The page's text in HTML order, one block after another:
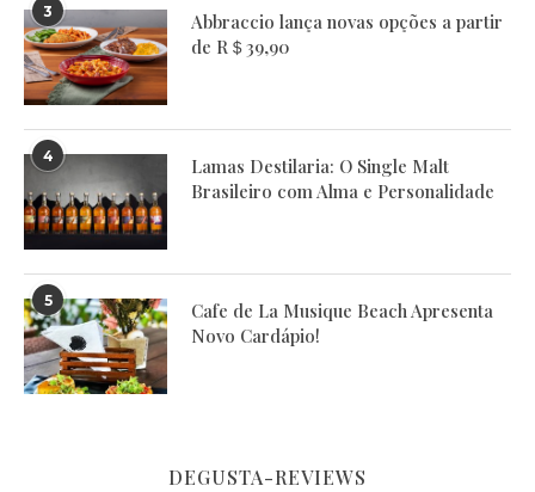
3
Abbraccio lança novas opções a partir
de R＄39,90
4
Lamas Destilaria: O Single Malt
Brasileiro com Alma e Personalidade
5
Cafe de La Musique Beach Apresenta
Novo Cardápio!
DEGUSTA-REVIEWS